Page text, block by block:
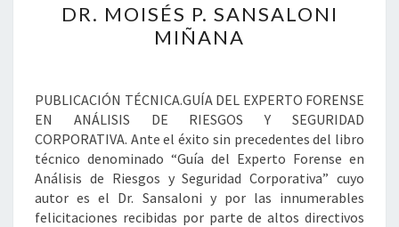
MOISÉS
P.
DR. MOISÉS P. SANSALONI
MIÑANA
PUBLICACIÓN TÉCNICA.GUÍA DEL EXPERTO FORENSE
EN ANÁLISIS DE RIESGOS Y SEGURIDAD
CORPORATIVA. Ante el éxito sin precedentes del libro
técnico denominado “Guía del Experto Forense en
Análisis de Riesgos y Seguridad Corporativa” cuyo
autor es el Dr. Sansaloni y por las innumerables
felicitaciones recibidas por parte de altos directivos